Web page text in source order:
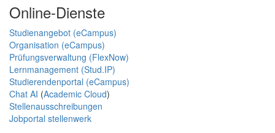
Online-Dienste
Studienangebot (eCampus)
Organisation (eCampus)
Prüfungsverwaltung (FlexNow)
Lernmanagement (Stud.IP)
Studierendenportal (eCampus)
Chat AI (Academic Cloud)
Stellenausschreibungen
Jobportal stellenwerk